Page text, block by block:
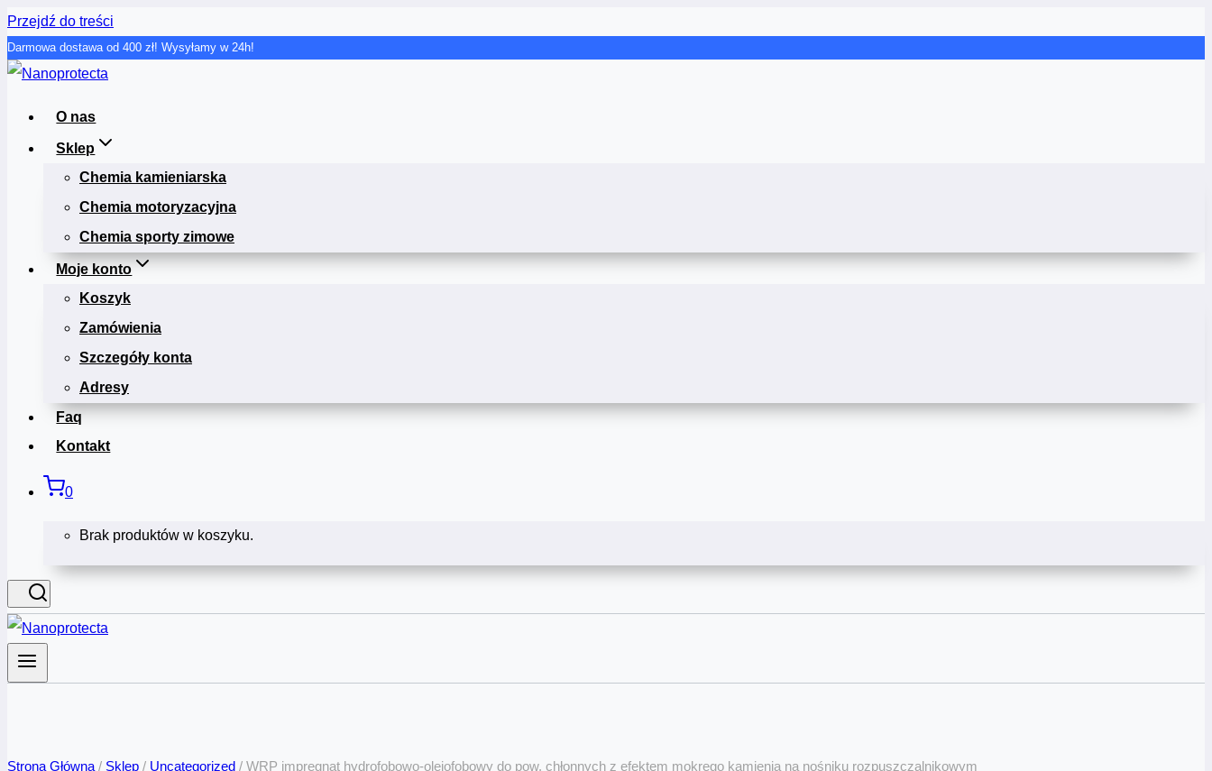
Przejdź do treści
Darmowa dostawa od 400 zł! Wysyłamy w 24h!
O nas
Sklep
Chemia kamieniarska
Chemia motoryzacyjna
Chemia sporty zimowe
Moje konto
Koszyk
Zamówienia
Szczegóły konta
Adresy
Faq
Kontakt
0
Brak produktów w koszyku.
Strona Główna / Sklep / Uncategorized / WRP impregnat hydrofobowo-olejofobowy do pow. chłonnych z efektem mokrego kamienia na nośniku rozpuszczalnikowym